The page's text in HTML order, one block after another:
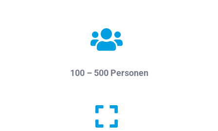
100 – 500 Personen